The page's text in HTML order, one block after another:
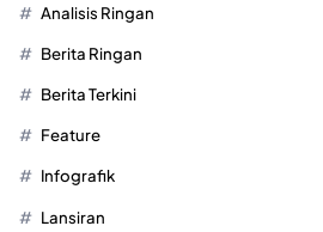
Analisis Ringan
Berita Ringan
Berita Terkini
Feature
Infografik
Lansiran